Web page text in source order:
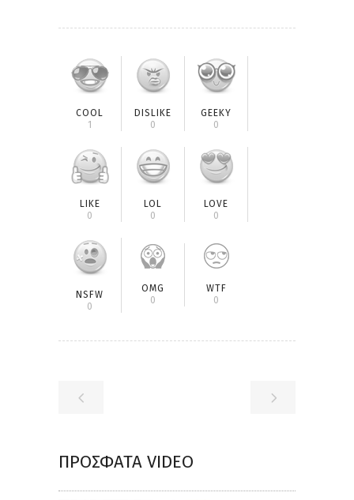
COOL
1
DISLIKE
0
GEEKY
0
LIKE
0
LOL
0
LOVE
0
NSFW
0
OMG
0
WTF
0
ΠΡΌΣΦΑΤΑ VIDEO